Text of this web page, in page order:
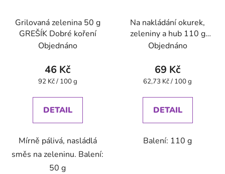
Grilovaná zelenina 50 g
GREŠÍK Dobré koření
Objednáno
46 Kč
Měrná
92 Kč / 100 g
DETAIL
Mírně pálivá, nasládlá
směs na zeleninu. Balení:
50 g
Na nakládání okurek,
zeleniny a hub 110 g
GREŠÍK Dobré koření
Objednáno
69 Kč
Měrná
62,73 Kč / 100 g
DETAIL
Balení: 110 g